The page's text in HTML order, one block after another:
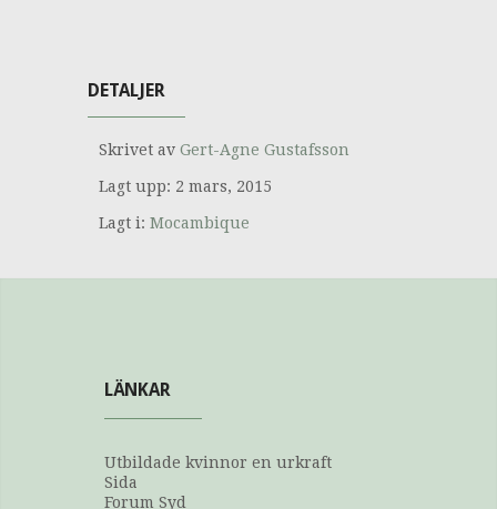
DETALJER
Skrivet av Gert-Agne Gustafsson
Lagt upp: 2 mars, 2015
Lagt i: Mocambique
LÄNKAR
Utbildade kvinnor en urkraft
Sida
Forum Syd